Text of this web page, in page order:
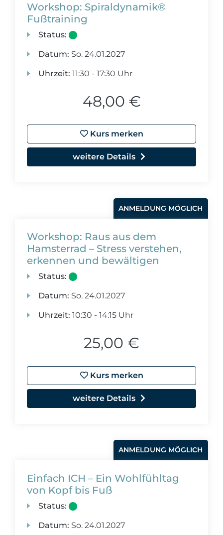
Workshop: Spiraldynamik®
Fußtraining
Status:
Datum: So. 24.01.2027
Uhrzeit: 11:30 - 17:30 Uhr
48,00 €
Kurs merken
weitere Details
ANMELDUNG MÖGLICH
Workshop: Raus aus dem
Hamsterrad – Stress verstehen,
erkennen und bewältigen
Status:
Datum: So. 24.01.2027
Uhrzeit: 10:30 - 14:15 Uhr
25,00 €
Kurs merken
weitere Details
ANMELDUNG MÖGLICH
Einfach ICH – Ein Wohlfühltag
von Kopf bis Fuß
Status:
Datum: So. 24.01.2027